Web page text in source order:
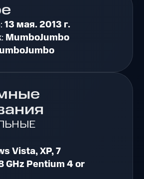
13 мая. 2013 г.
MumboJumbo
Vista, XP, 7
GHz Pentium 4 or